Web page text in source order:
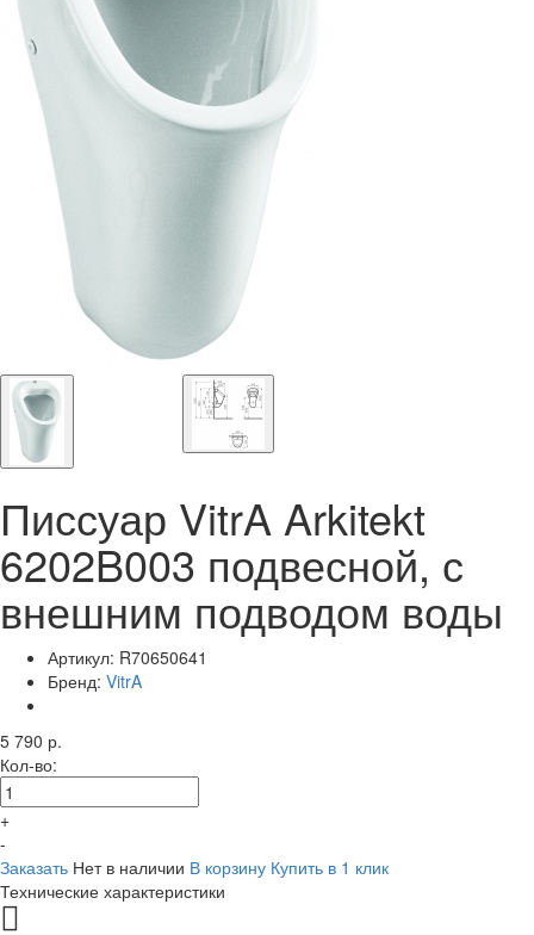
Писсуар VitrA Arkitekt
6202B003 подвесной, с
внешним подводом воды
Артикул: R70650641
Бренд: VitrA
5 790 р.
Кол-во:
+
-
Заказать Нет в наличии В корзину Купить в 1 клик
Технические характеристики